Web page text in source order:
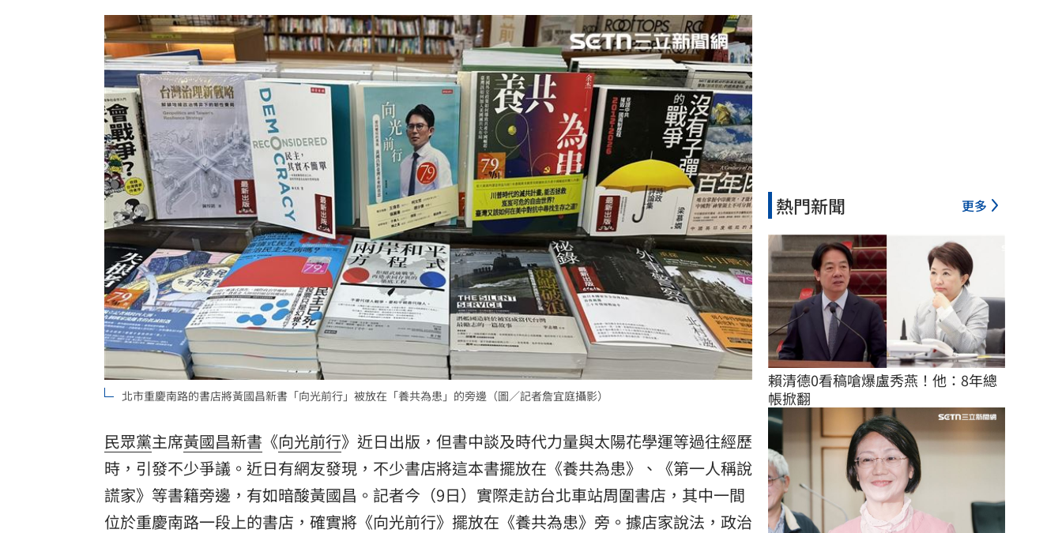
酷澎「爸氣父親節」國際官方品牌齊聚 11:00
北市重慶南路的書店將黃國昌新書「向光前行」被放在「養共為患」的旁邊（圖／記者詹宜庭攝影）
民眾黨主席黃國昌新書 《向光前行》近日出版，但書中談及時代力量與太陽花學運等過往經歷
時，引發不少爭議。近日有網友發現，不少書店將這本書擺放在《養共為患》、《第一人稱說
謊家》等書籍旁邊，有如暗酸黃國昌。記者今（9日）實際走訪台北車站周圍書店，其中一間
位於重慶南路一段上的書店，確實將《向光前行》擺放在《養共為患》旁。據店家說法，政治
熱門新聞 更多
賴清德0看稿嗆爆盧秀燕！他：8年總
帳掀翻